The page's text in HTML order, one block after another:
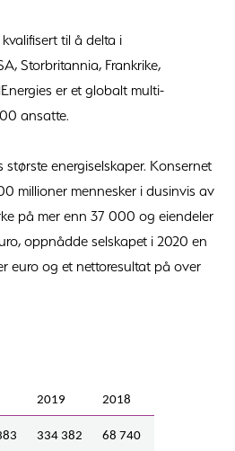
til å delta i
Storbritannia, Frankrike,
er et globalt multi-
ansatte.
største energiselskaper. Konsernet
millioner mennesker i dusinvis av
på mer enn 37 000 og eiendeler
oppnådde selskapet i 2020 en
euro og et nettoresultat på over
2019 2018
334 382 68 740